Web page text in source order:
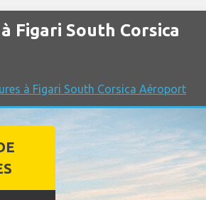
Figari South Corsica
à Figari South Corsica Aéroport